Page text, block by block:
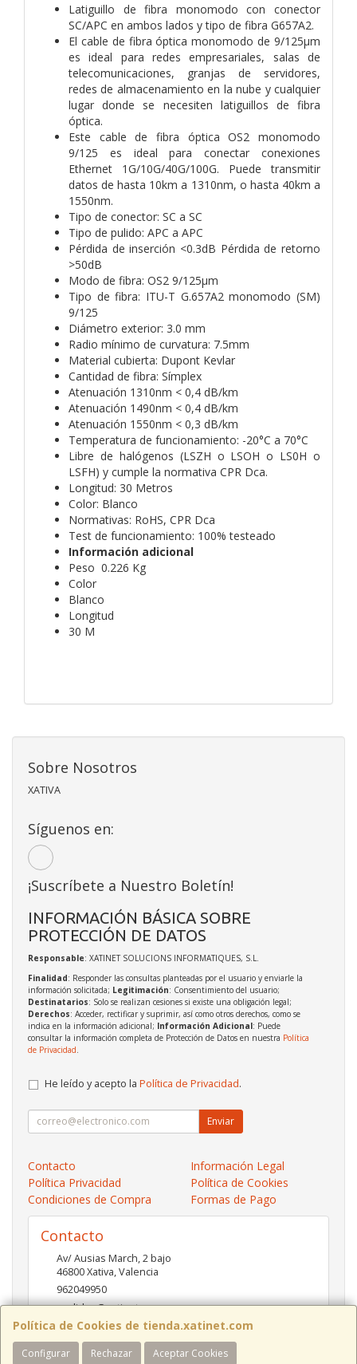
Latiguillo de fibra monomodo con conector
SC/APC en ambos lados y tipo de fibra G657A2.
El cable de fibra óptica monomodo de 9/125µm
es ideal para redes empresariales, salas de
telecomunicaciones, granjas de servidores,
redes de almacenamiento en la nube y cualquier
lugar donde se necesiten latiguillos de fibra
óptica.
Este cable de fibra óptica OS2 monomodo
9/125 es ideal para conectar conexiones
Ethernet 1G/10G/40G/100G. Puede transmitir
datos de hasta 10km a 1310nm, o hasta 40km a
1550nm.
Tipo de conector: SC a SC
Tipo de pulido: APC a APC
Pérdida de inserción <0.3dB Pérdida de retorno
>50dB
Modo de fibra: OS2 9/125µm
Tipo de fibra: ITU-T G.657A2 monomodo (SM)
9/125
Diámetro exterior: 3.0 mm
Radio mínimo de curvatura: 7.5mm
Material cubierta: Dupont Kevlar
Cantidad de fibra: Símplex
Atenuación 1310nm < 0,4 dB/km
Atenuación 1490nm < 0,4 dB/km
Atenuación 1550nm < 0,3 dB/km
Temperatura de funcionamiento: -20°C a 70°C
Libre de halógenos (LSZH o LSOH o LS0H o
LSFH) y cumple la normativa CPR Dca.
Longitud: 30 Metros
Color: Blanco
Normativas: RoHS, CPR Dca
Test de funcionamiento: 100% testeado
Información adicional
Peso 0.226 Kg
Color
Blanco
Longitud
30 M
Política de Cookies de tienda.xatinet.com
Configurar Rechazar Aceptar Cookies
Sobre Nosotros
XATIVA
Síguenos en:
¡Suscríbete a Nuestro Boletín!
INFORMACIÓN BÁSICA SOBRE
PROTECCIÓN DE DATOS
Responsable: XATINET SOLUCIONS INFORMATIQUES, S.L.
Finalidad: Responder las consultas planteadas por el usuario y enviarle la
información solicitada; Legitimación: Consentimiento del usuario;
Destinatarios: Solo se realizan cesiones si existe una obligación legal;
Derechos: Acceder, rectificar y suprimir, así como otros derechos, como se
indica en la información adicional; Información Adicional: Puede
consultar la información completa de Protección de Datos en nuestra Política
de Privacidad
He leído y acepto la Política de Privacidad.
Enviar
Contacto
Información Legal
Política Privacidad
Política de Cookies
Condiciones de Compra
Formas de Pago
Contacto
Av/ Ausias March, 2 bajo
46800Xativa,Valencia
962049950
pedidos@xatinet.com
Horario